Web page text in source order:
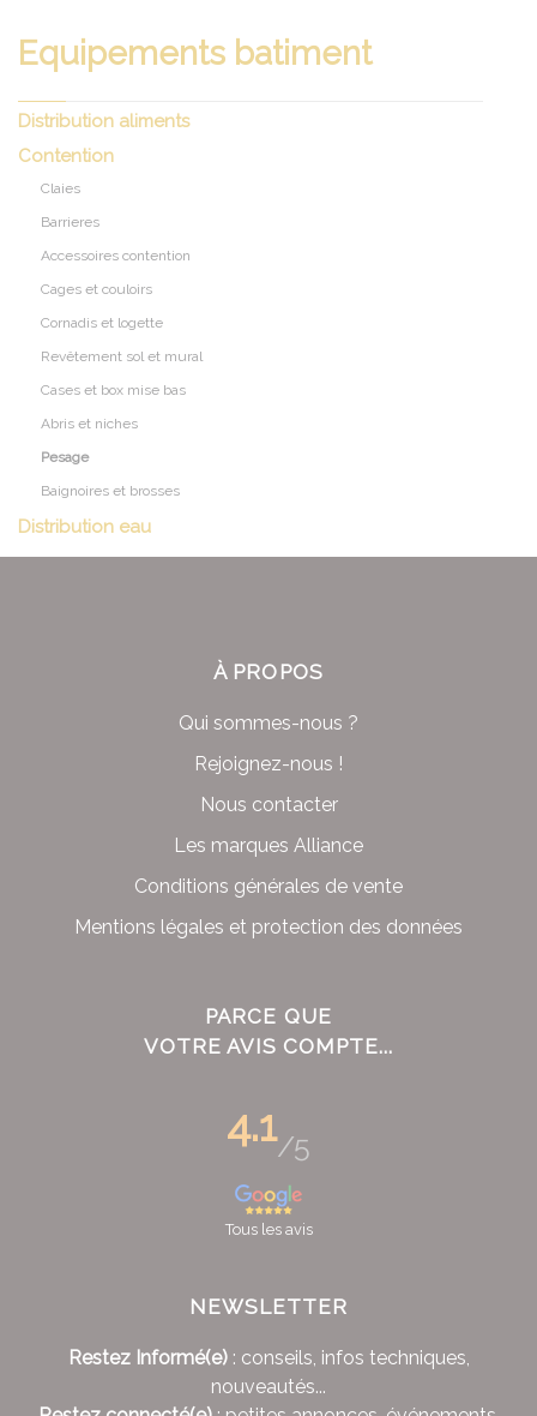
Equipements batiment
Distribution aliments
Contention
Claies
Barrieres
Accessoires contention
Cages et couloirs
Cornadis et logette
Revêtement sol et mural
Cases et box mise bas
Abris et niches
Pesage
Baignoires et brosses
Distribution eau
À PROPOS
Qui sommes-nous ?
Rejoignez-nous !
Nous contacter
Les marques Alliance
Conditions générales de vente
Mentions légales et protection des données
PARCE QUE
VOTRE AVIS COMPTE...
4.1/5
Tous les avis
NEWSLETTER
Restez Informé(e): conseils, infos techniques,
nouveautés...